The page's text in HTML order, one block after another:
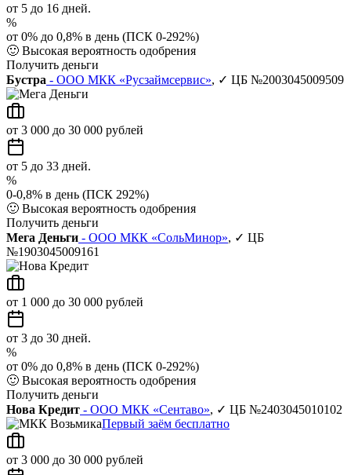
от 5 до 16 дней.
%
от 0% до 0,8% в день (ПСК 0-292%)
🙂 Высокая вероятность одобрения
Получить деньги
Бустра - ООО МКК «Русзаймсервис», ✓ ЦБ №2003045009509
от 3 000 до 30 000 рублей
от 5 до 33 дней.
%
0-0,8% в день (ПСК 292%)
🙂 Высокая вероятность одобрения
Получить деньги
Мега Деньги - ООО МКК «СольМинор», ✓ ЦБ
№1903045009161
от 1 000 до 30 000 рублей
от 3 до 30 дней.
%
от 0% до 0,8% в день (ПСК 0-292%)
🙂 Высокая вероятность одобрения
Получить деньги
Нова Кредит - ООО МКК «Сентаво», ✓ ЦБ №2403045010102
Первый заём бесплатно
от 3 000 до 30 000 рублей